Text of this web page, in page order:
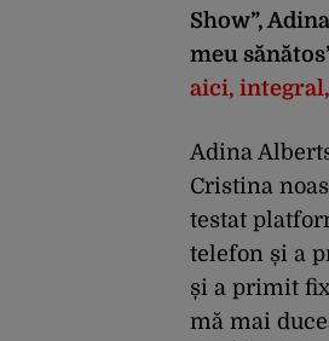
Show”,
meu
aici,
Adina
Cristina
testat
telefon și a
și a primit
mă mai